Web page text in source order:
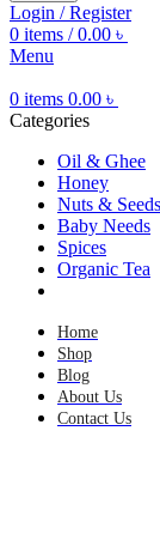
Login / Register
0 items / 0.00 ৳
Menu
0 items 0.00 ৳
Categories
Oil & Ghee
Honey
Nuts & Seeds
Baby Needs
Spices
Organic Tea
Home
Shop
Blog
About Us
Contact Us